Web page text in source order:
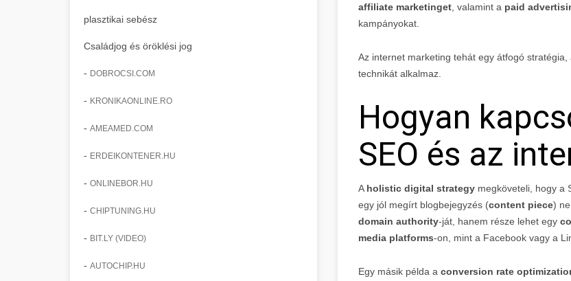
plasztikai sebész
Családjog és öröklési jog
- DOBROCSI.COM
- KRONIKAONLINE.RO
- AMEAMED.COM
- ERDEIKONTENER.HU
- ONLINEBOR.HU
- CHIPTUNING.HU
- BIT.LY (VIDEO)
- AUTOCHIP.HU
affiliate marketinget , valamint a paid
kampányokat.
Az internet marketing tehát egy átfogó
technikát alkalmaz.
Hogyan
SEO és az
A holistic digital strategy megköveteli, hogy a
egy jól megírt blogbejegyzés (content piece)
domain authority-ját, hanem része lehet egy
media platforms-on, mint a Facebook vagy a
Egy másik példa a conversion rate